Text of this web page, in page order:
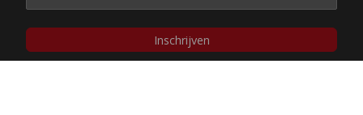
Inschrijven